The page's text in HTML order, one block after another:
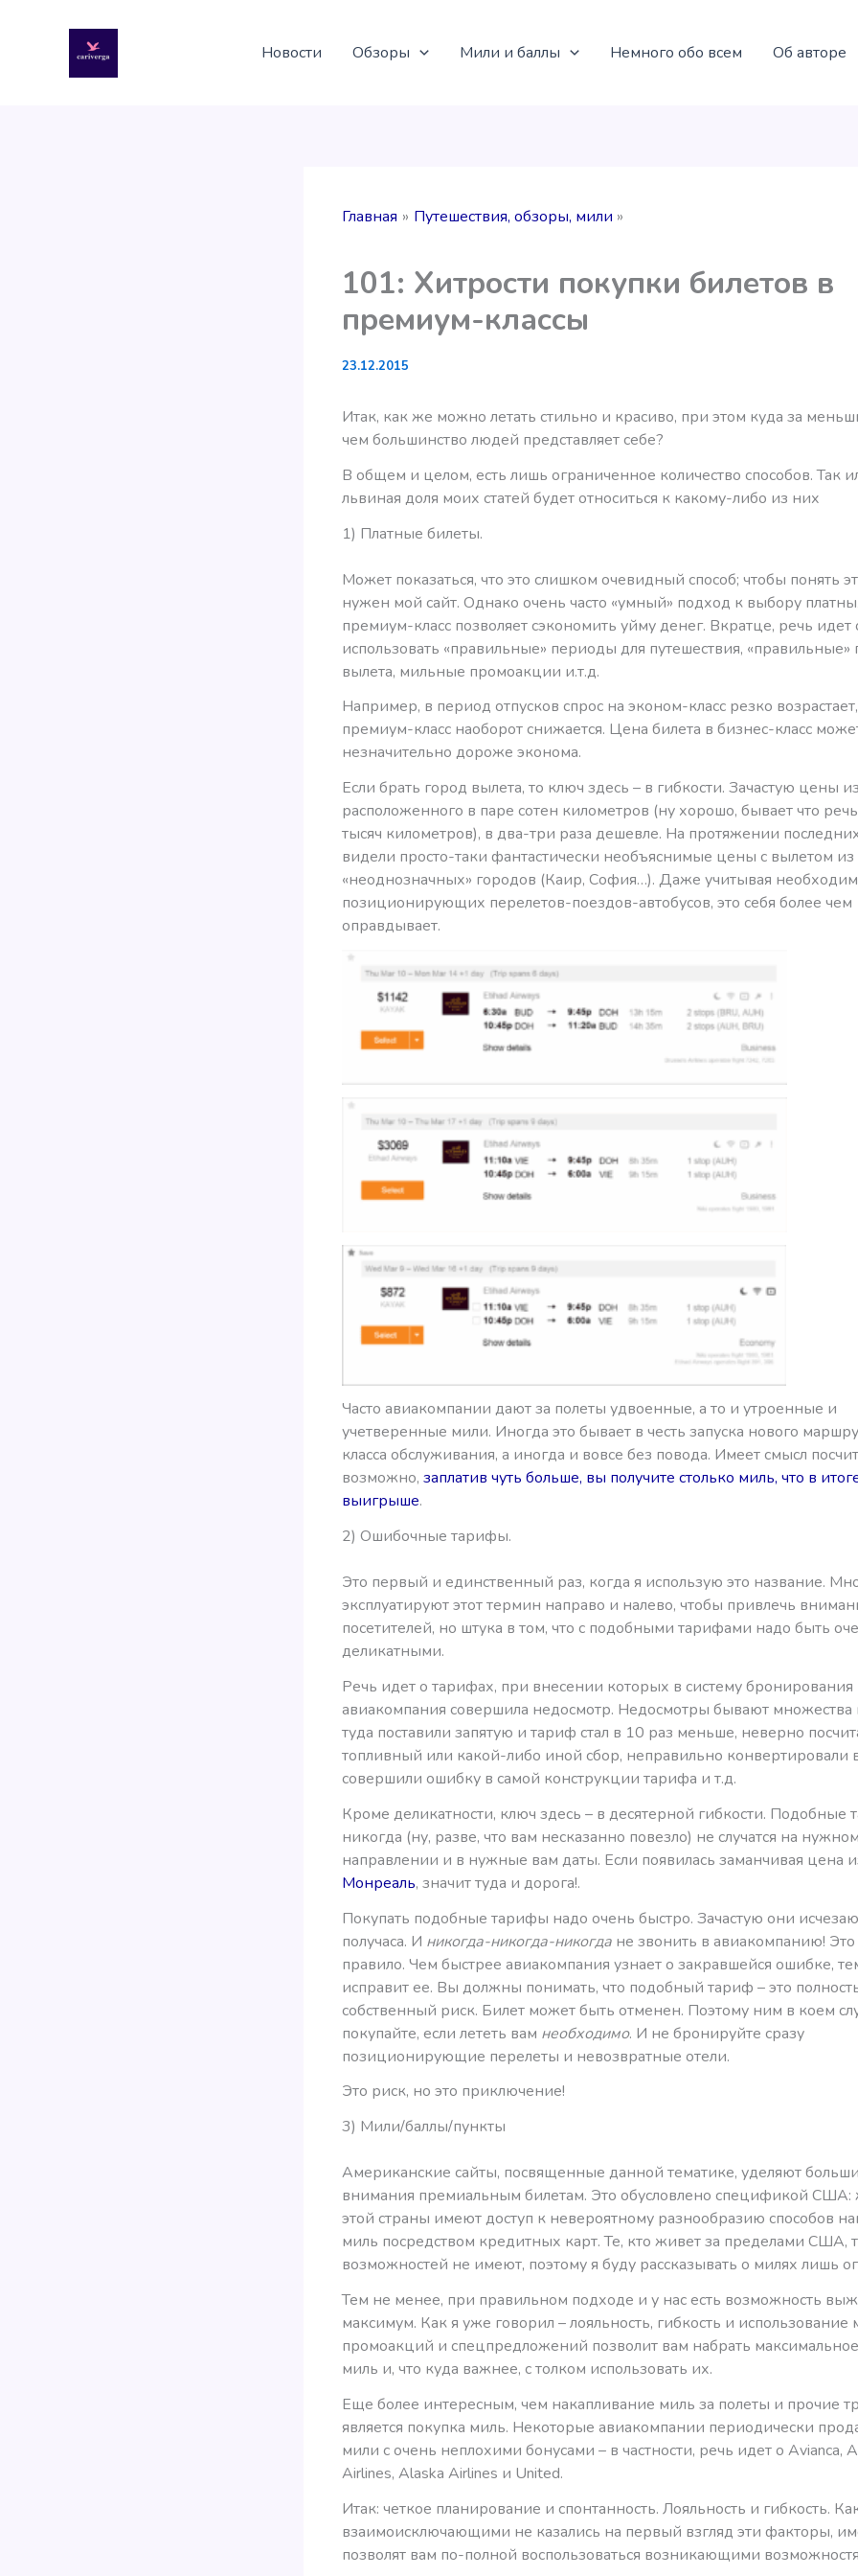
содержимому
Новости Обзоры Мили и баллы Немного обо всем Об авторе
Главная Путешествия, обзоры, мили
101: Хитрости покупки билетов в
премиум-классы
23.12.2015
Итак, как же можно летать стильно и красиво, при этом куда за
чем большинство людей представляет себе?
В общем и целом, есть лишь ограниченное количество способов. Так
львиная доля моих статей будет относиться к какому-либо из них
1) Платные билеты.
Может показаться, что это слишком очевидный способ; чтобы понять
нужен мой сайт. Однако очень часто «умный» подход к выбору
премиум-класс позволяет сэкономить уйму денег. Вкратце, речь идет
использовать «правильные» периоды для путешествия, «правильные»
вылета, мильные промоакции и.т.д.
Например, в период отпусков спрос на эконом-класс резко
премиум-класс наоборот снижается. Цена билета в бизнес-класс
незначительно дороже эконома.
Если брать город вылета, то ключ здесь – в гибкости. Зачастую цены
расположенного в паре сотен километров (ну хорошо, бывает что
тысяч километров), в два-три раза дешевле. На протяжении
видели просто-таки фантастически необъяснимые цены с вылетом
«неоднозначных» городов (Каир, София…). Даже учитывая
позиционирующих перелетов-поездов-автобусов, это себя более чем
оправдывает.
Часто авиакомпании дают за полеты удвоенные, а то и утроенные и
учетверенные мили. Иногда это бывает в честь запуска нового
класса обслуживания, а иногда и вовсе без повода. Имеет смысл
возможно, заплатив чуть больше, вы получите столько миль, что в
выигрыше.
2) Ошибочные тарифы.
Это первый и единственный раз, когда я использую это название.
эксплуатируют этот термин направо и налево, чтобы привлечь
посетителей, но штука в том, что с подобными тарифами надо быть
деликатными.
Речь идет о тарифах, при внесении которых в систему бронирования
авиакомпания совершила недосмотр. Недосмотры бывают множества
туда поставили запятую и тариф стал в 10 раз меньше, неверно
топливный или какой-либо иной сбор, неправильно конвертировали
совершили ошибку в самой конструкции тарифа и т.д.
Кроме деликатности, ключ здесь – в десятерной гибкости. Подобные
никогда (ну, разве, что вам несказанно повезло) не случатся на
направлении и в нужные вам даты. Если появилась заманчивая цена
Монреаль, значит туда и дорога!.
Покупать подобные тарифы надо очень быстро. Зачастую они
получаса. И никогда-никогда-никогда не звонить в авиакомпанию! Это
правило. Чем быстрее авиакомпания узнает о закравшейся ошибке,
исправит ее. Вы должны понимать, что подобный тариф – это
собственный риск. Билет может быть отменен. Поэтому ним в коем
покупайте, если лететь вам необходимо. И не бронируйте сразу
позиционирующие перелеты и невозвратные отели.
Это риск, но это приключение!
3) Мили/баллы/пункты
Американские сайты, посвященные данной тематике, уделяют
внимания премиальным билетам. Это обусловлено спецификой США:
этой страны имеют доступ к невероятному разнообразию способов
миль посредством кредитных карт. Те, кто живет за пределами США,
возможностей не имеют, поэтому я буду рассказывать о милях лишь
Тем не менее, при правильном подходе и у нас есть возможность
максимум. Как я уже говорил – лояльность, гибкость и использование
промоакций и спецпредложений позволит вам набрать
миль и, что куда важнее, с толком использовать их.
Еще более интересным, чем накапливание миль за полеты и прочие
является покупка миль. Некоторые авиакомпании периодически
мили с очень неплохими бонусами – в частности, речь идет о Avianca,
Airlines, Alaska Airlines и United.
Итак: четкое планирование и спонтанность. Лояльность и гибкость.
взаимоисключающими не казались на первый взгляд эти факторы,
позволят вам по-полной воспользоваться возникающими